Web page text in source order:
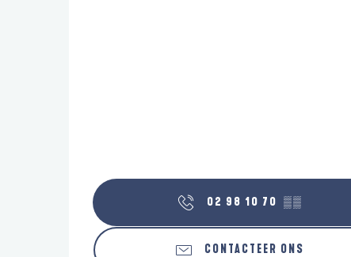
02 98 10 70 ▒▒
CONTACTEER ONS